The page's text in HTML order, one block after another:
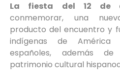
La fiesta del 12 de
conmemorar, una
producto del encuentro y
indígenas de América
españoles, además
patrimonio cultural